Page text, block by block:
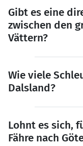
Gibt es eine
zwischen den
Vättern?
Wie viele
Dalsland?
Lohnt es sich,
Fähre nach